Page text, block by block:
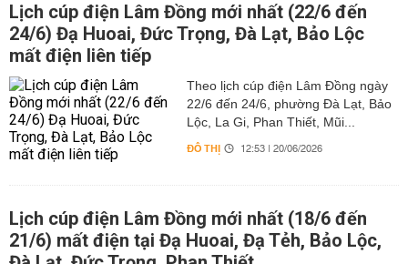
Lịch cúp điện Lâm Đồng mới nhất (22/6 đến
24/6) Đạ Huoai, Đức Trọng, Đà Lạt, Bảo Lộc
mất điện liên tiếp
Theo lịch cúp điện Lâm Đồng ngày
22/6 đến 24/6, phường Đà Lạt, Bảo
Lộc, La Gi, Phan Thiết, Mũi...
ĐÔ THỊ 12:53 | 20/06/2026
Lịch cúp điện Lâm Đồng mới nhất (18/6 đến
21/6) mất điện tại Đạ Huoai, Đạ Tẻh, Bảo Lộc,